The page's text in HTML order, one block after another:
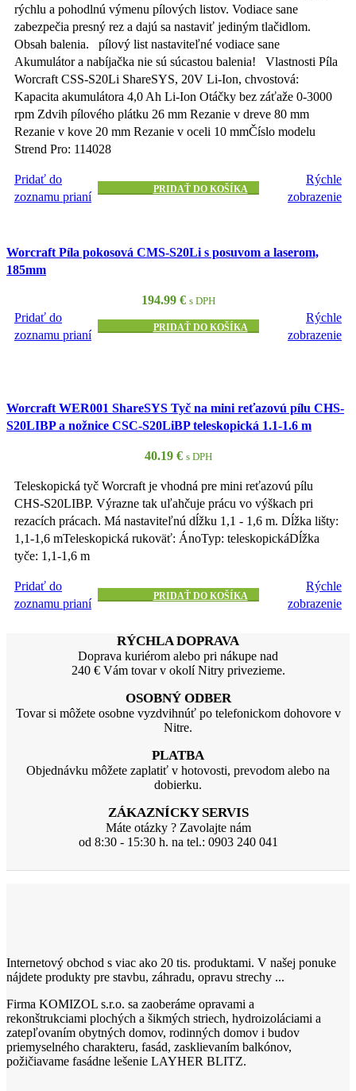
rýchlu a pohodlnú výmenu pílových listov. Vodiace sane
zabezpečia presný rez a dajú sa nastaviť jediným tlačidlom.
Obsah balenia. pílový list nastaviteľné vodiace sane
Akumulátor a nabíjačka nie sú súcastou balenia! Vlastnosti Píla
Worcraft CSS-S20Li ShareSYS, 20V Li-Ion, chvostová:
Kapacita akumulátora 4,0 Ah Li-Ion Otáčky bez záťaže 0-3000
rpm Zdvih pílového plátku 26 mm Rezanie v dreve 80 mm
Rezanie v kove 20 mm Rezanie v oceli 10 mmČíslo modelu
Strend Pro: 114028
Pridať do
zoznamu prianí
PRIDAŤ DO KOŠÍKA
Rýchle
zobrazenie
Worcraft Píla pokosová CMS-S20Li s posuvom a laserom,
185mm
194.99 € s DPH
Pridať do
zoznamu prianí
PRIDAŤ DO KOŠÍKA
Rýchle
zobrazenie
Worcraft WER001 ShareSYS Tyč na mini reťazovú pílu CHS-
S20LIBP a nožnice CSC-S20LiBP teleskopická 1.1-1.6 m
40.19 € s DPH
Teleskopická tyč Worcraft je vhodná pre mini reťazovú pílu
CHS-S20LIBP. Výrazne tak uľahčuje prácu vo výškach pri
rezacích prácach. Má nastaviteľnú dĺžku 1,1 - 1,6 m. Dĺžka lišty:
1,1-1,6 mTeleskopická rukoväť: ÁnoTyp: teleskopickáDĺžka
tyče: 1,1-1,6 m
Pridať do
zoznamu prianí
PRIDAŤ DO KOŠÍKA
Rýchle
zobrazenie
RÝCHLA DOPRAVA
Doprava kuriérom alebo pri nákupe nad
240 € Vám tovar v okolí Nitry privezieme.
OSOBNÝ ODBER
Tovar si môžete osobne vyzdvihnúť po telefonickom dohovore v
Nitre.
PLATBA
Objednávku môžete zaplatiť v hotovosti, prevodom alebo na
dobierku.
ZÁKAZNÍCKY SERVIS
Máte otázky ? Zavolajte nám
od 8:30 - 15:30 h. na tel.: 0903 240 041
Internetový obchod s viac ako 20 tis. produktami. V našej ponuke
nájdete produkty pre stavbu, záhradu, opravu strechy ...
Firma KOMIZOL s.r.o. sa zaoberáme opravami a
rekonštrukciami plochých a šikmých striech, hydroizoláciami a
zatepľovaním obytných domov, rodinných domov i budov
priemyselného charakteru, fasád, zasklievaním balkónov,
požičiavame fasádne lešenie LAYHER BLITZ.